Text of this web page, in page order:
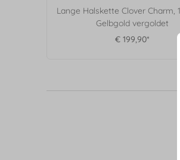
Lange Halskette Clover Charm,
Gelbgold vergoldet
€ 199,90*